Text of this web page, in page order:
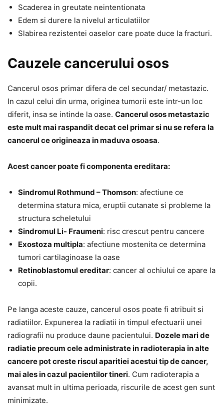
Scaderea in greutate neintentionata
Edem si durere la nivelul articulatiilor
Slabirea rezistentei oaselor care poate duce la fracturi.
Cauzele cancerului osos
Cancerul osos primar difera de cel secundar/ metastazic.
In cazul celui din urma, originea tumorii este intr-un loc
diferit, insa se intinde la oase. Cancerul osos metastazic
este mult mai raspandit decat cel primar si nu se refera la
cancerul ce origineaza in maduva osoasa.
Acest cancer poate fi componenta ereditara:
Sindromul Rothmund – Thomson: afectiune ce
determina statura mica, eruptii cutanate si probleme la
structura scheletului
Sindromul Li- Fraumeni: risc crescut pentru cancere
Exostoza multipla: afectiune mostenita ce determina
tumori cartilaginoase la oase
Retinoblastomul ereditar: cancer al ochiului ce apare la
copii.
Pe langa aceste cauze, cancerul osos poate fi atribuit si
radiatiilor. Expunerea la radiatii in timpul efectuarii unei
radiografii nu produce daune pacientului. Dozele mari de
radiatie precum cele administrate in radioterapia in alte
cancere pot creste riscul aparitiei acestui tip de cancer,
mai ales in cazul pacientilor tineri. Cum radioterapia a
avansat mult in ultima perioada, riscurile de acest gen sunt
minimizate.